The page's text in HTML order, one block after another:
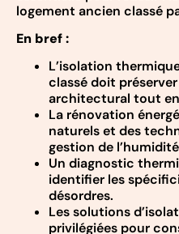
logement ancien classé
En bref :
L’isolation
classé doit
architectural tout
La rénovation
naturels et des
gestion de
Un diagnostic
identifier les
désordres.
Les solutions
privilégiées pour